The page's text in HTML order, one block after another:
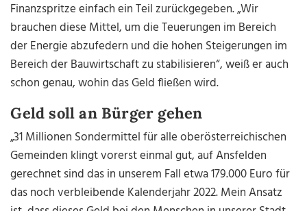
Finanzspritze einfach ein Teil zurückgegeben. „Wir
brauchen diese Mittel, um die Teuerungen im Bereich
der Energie abzufedern und die hohen Steigerungen im
Bereich der Bauwirtschaft zu stabilisieren“, weiß er auch
schon genau, wohin das Geld fließen wird.
Geld soll an Bürger gehen
„31 Millionen Sondermittel für alle oberösterreichischen
Gemeinden klingt vorerst einmal gut, auf Ansfelden
gerechnet sind das in unserem Fall etwa 179.000 Euro für
das noch verbleibende Kalenderjahr 2022. Mein Ansatz